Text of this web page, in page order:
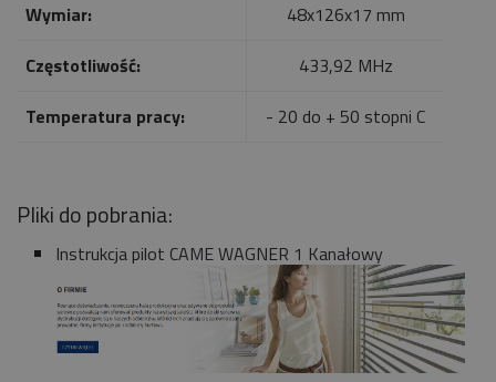
Wymiar:
48x126x17 mm
Częstotliwość:
433,92 MHz
Temperatura pracy:
- 20 do + 50 stopni C
Pliki do pobrania:
Instrukcja pilot CAME WAGNER 1 Kanałowy